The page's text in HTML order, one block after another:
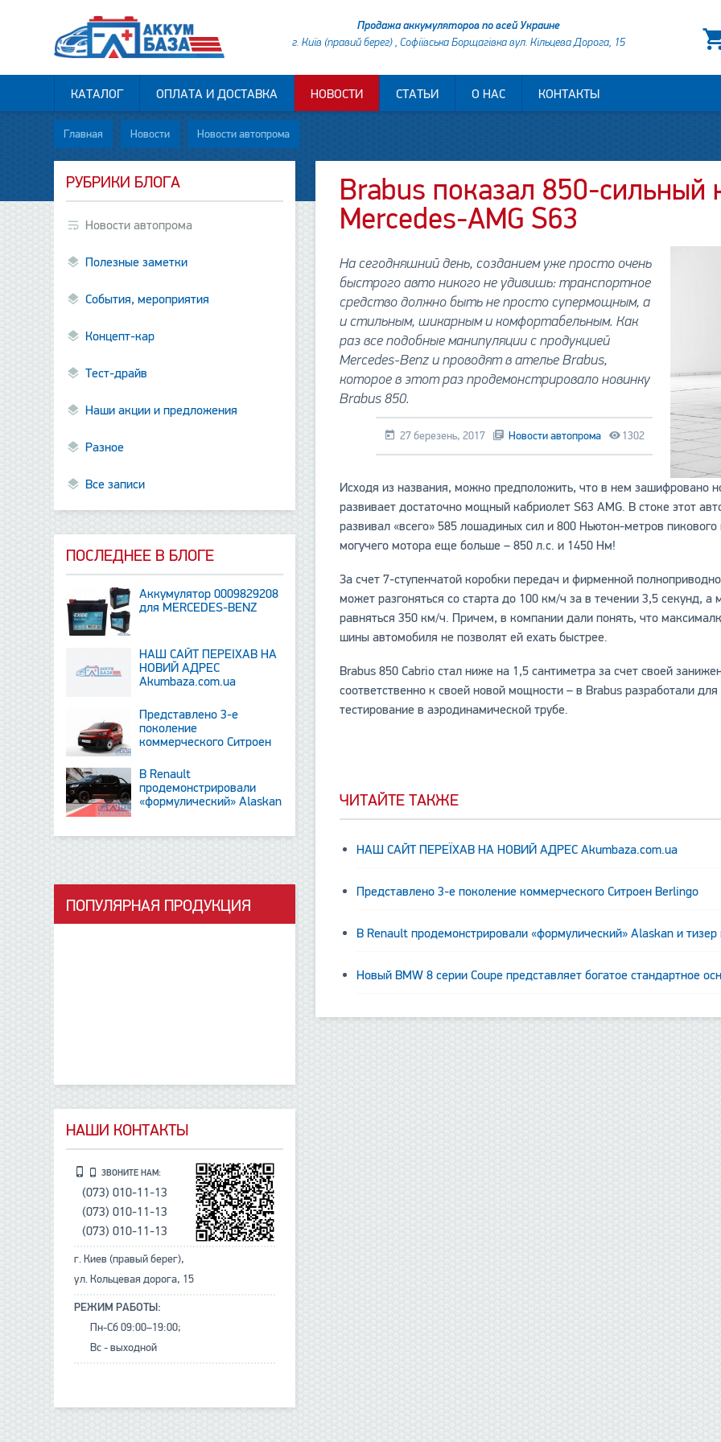
Продажа аккумуляторов по всей Украине
г. Київ (правий берег) , Софіївська Борщагівка вул. Кільцева Дорога, 15
КАТАЛОГ ОПЛАТА И ДОСТАВКА НОВОСТИ СТАТЬИ О НАС КОНТАКТЫ
Главная Новости Новости автопрома
Brabus показал 850-сильный
Mercedes-AMG S63
На сегодняшний день, созданием уже просто очень
быстрого авто никого не удивишь: транспортное
средство должно быть не просто супермощным, а
и стильным, шикарным и комфортабельным. Как
раз все подобные манипуляции с продукцией
Mercedes-Benz и проводят в ателье Brabus,
которое в этот раз продемонстрировало новинку
Brabus 850.
27 березень, 2017 Новости автопрома 1302
Исходя из названия, можно предположить, что в нем зашифровано
развивает достаточно мощный кабриолет S63 AMG. В стоке этот
развивал «всего» 585 лошадиных сил и 800 Ньютон-метров
могучего мотора еще больше – 850 л.с. и 1450 Нм!
За счет 7-ступенчатой коробки передач и фирменной
может разгоняться со старта до 100 км/ч за в течении 3,5 секунд, а
равняться 350 км/ч. Причем, в компании дали понять, что
шины автомобиля не позволят ей ехать быстрее.
Brabus 850 Cabrio стал ниже на 1,5 сантиметра за счет своей
соответственно к своей новой мощности – в Brabus разработали
тестирование в аэродинамической трубе.
ЧИТАЙТЕ ТАКЖЕ
НАШ САЙТ ПЕРЕЇХАВ НА НОВИЙ АДРЕС Аkumbaza.com.ua
Представлено 3-е поколение коммерческого Ситроен Berlingo
В Renault продемонстрировали «формулический» Alaskan и тизер
Новый BMW 8 серии Coupe представляет богатое стандартное
РУБРИКИ БЛОГА
Новости автопрома
Полезные заметки
События, мероприятия
Концепт-кар
Тест-драйв
Наши акции и предложения
Разное
Все записи
ПОСЛЕДНЕЕ В БЛОГЕ
Аккумулятор 0009829208
для MERCEDES-BENZ
НАШ САЙТ ПЕРЕЇХАВ НА
НОВИЙ АДРЕС
Аkumbaza.com.ua
Представлено 3-е
поколение
коммерческого Ситроен
В Renault
продемонстрировали
«формулический» Alaskan
ПОПУЛЯРНАЯ ПРОДУКЦИЯ
данные отсутствуют
НАШИ КОНТАКТЫ
ЗВОНИТЕ НАМ:
(073) 010-11-13
(073) 010-11-13
(073) 010-11-13
г. Киев (правый берег),
ул. Кольцевая дорога, 15
РЕЖИМ РАБОТЫ:
Пн-Сб 09:00–19:00;
Вс - выходной